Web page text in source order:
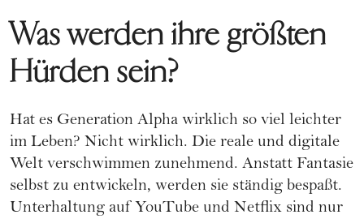
Was werden ihre größten
Hürden sein?
Hat es Generation Alpha wirklich so viel leichter
im Leben? Nicht wirklich. Die reale und digitale
Welt verschwimmen zunehmend. Anstatt Fantasie
selbst zu entwickeln, werden sie ständig bespaßt.
Unterhaltung auf YouTube und Netflix sind nur